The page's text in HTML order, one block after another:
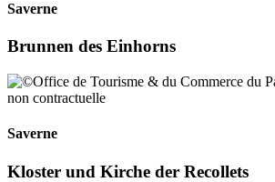
Saverne
Brunnen des Einhorns
Saverne
Kloster und Kirche der Recollets